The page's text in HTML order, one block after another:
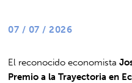
07 / 07 / 2026
El reconocido economista
Premio a la Trayectoria en